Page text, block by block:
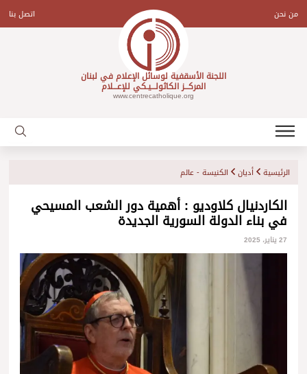
contentمن نحن اتصل بنا
اللجنة الأسقفية لوسائل الإعلام في لبنان
المركـــز الكاثولـــيـكي للإعـــلام
www.centrecatholique.org
الرئيسية أديان الكنيسة - عالم
الكاردنيال كلاوديو : أهمية دور الشعب المسيحي
في بناء الدولة السورية الجديدة
27 يناير، 2025